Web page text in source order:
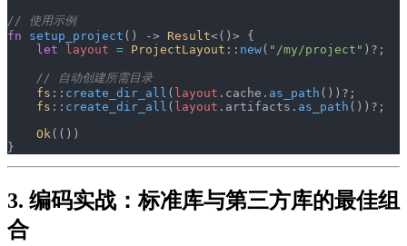
// 使用示例
fn setup_project () -> Result<()> {
    let
layout = ProjectLayout :: new( "/my/project" )?;
    // 自动创建所需目录
    fs
:: create_dir_all ( layout .cache. as_path ())?;
    fs
:: create_dir_all ( layout .artifacts. as_path ())?;
    Ok
(())
}
3. 编码实战：标准库与第三方库的最佳组
合